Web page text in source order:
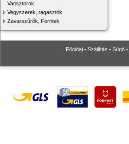
Varisztorok
Vegyszerek, ragasztók
Zavarszűrők, Ferritek
Főoldal • Szállítás • Súgó •